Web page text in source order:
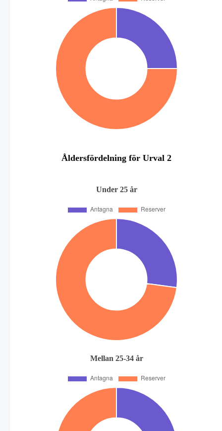
Åldersfördelning för Urval 2
Under 25 år
Mellan 25-34 år